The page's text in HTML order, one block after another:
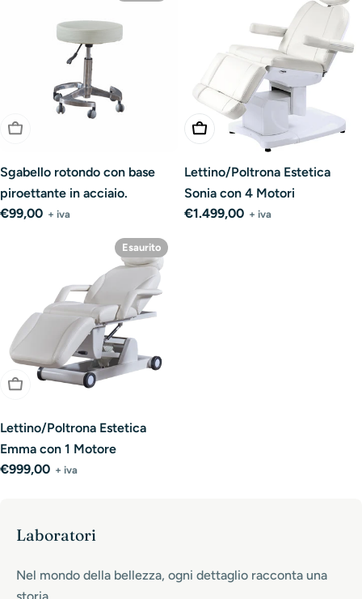
Esaurito
Sgabello rotondo con base
piroettante in acciaio.
Prezzo
€99,00 + iva
Aggiungi Al Carrello
Lettino/Poltrona Estetica
Sonia con 4 Motori
Prezzo
€1.499,00 + iva
Esaurito
Esaurito
Lettino/Poltrona Estetica
Emma con 1 Motore
Prezzo
€999,00 + iva
Laboratori
Nel mondo della bellezza, ogni dettaglio racconta una